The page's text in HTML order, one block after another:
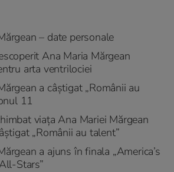
– date personale
Ana Maria Mărgean
arta ventrilociei
a câștigat „Românii au
11
viața Ana Mariei Mărgean
„Românii au talent”
a ajuns în finala „America’s
Stars”